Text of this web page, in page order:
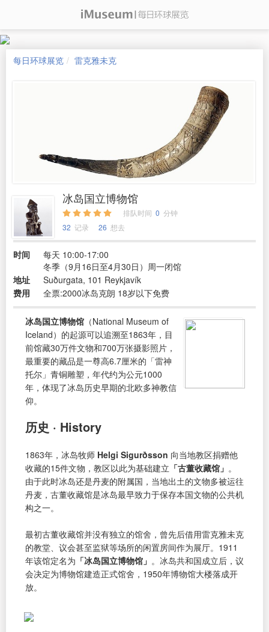
每日环球展览 雷克雅未克
冰岛国立博物馆
排队时间 0 分钟
32 记录 26 想去
时间
每天 10:00-17:00
冬季（9月16日至4月30日）周一闭馆
地址
Suðurgata, 101 Reykjavík
费用
全票:2000冰岛克朗 18岁以下免费
冰岛国立博物馆 （National Museum of
Iceland）的起源可以追溯至1863年，目
前馆藏30万件文物和700万张摄影照片，
最重要的藏品是一尊高6.7厘米的「雷神
托尔」青铜雕塑，年代约为公元1000
年，体现了冰岛历史早期的北欧多神教信
仰。
历史 · History
1863年，冰岛牧师 Helgi Sigurðsson 向当地教区捐赠他
收藏的15件文物，教区以此为基础建立 「古董收藏馆」 。
由于此时冰岛还是丹麦的附属国，当地出土的文物多被运往
丹麦，古董收藏馆是冰岛最早致力于保存本国文物的公共机
构之一。
最初古董收藏馆并没有独立的馆舍，曾先后借用雷克雅未克
的教堂、议会甚至监狱等场所的闲置房间作为展厅。1911
年该馆定名为 「冰岛国立博物馆」 。冰岛共和国成立后，议
会决定为博物馆建造正式馆舍，1950年博物馆大楼落成开
放。